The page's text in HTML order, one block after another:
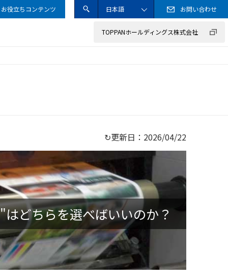
お役立ちコンテンツ
送信
サイト内検索ボック
日本語 お問い合わせ
TOPPANホールディングス株式会社
↻更新日： 2026/04/22
どちらを選べばいいのか？